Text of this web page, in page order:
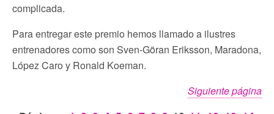
complicada.
Para entregar este premio hemos llamado a ilustres
entrenadores como son Sven-Göran Eriksson, Maradona,
López Caro y Ronald Koeman.
Siguiente página